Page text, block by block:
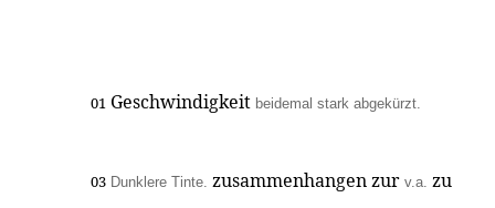
01 Geschwindigkeit beidemal stark abgekürzt.
03 Dunklere Tinte. zusammenhangen zur v.a. zu